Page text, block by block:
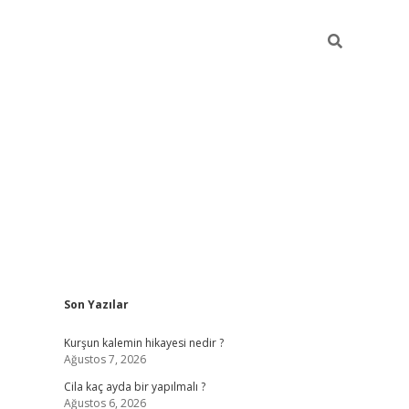
Sidebar
Son Yazılar
Kurşun kalemin hikayesi nedir ?
Ağustos 7, 2026
Cila kaç ayda bir yapılmalı ?
Ağustos 6, 2026